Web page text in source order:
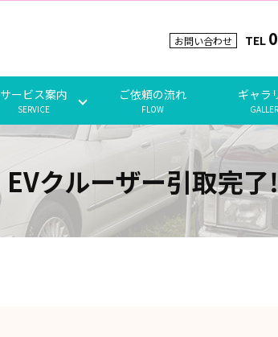
お問い合わせ TEL
サービス案内
SERVICE
ご依頼の流れ
FLOW
ギャラ
EVクルーザー引取完了